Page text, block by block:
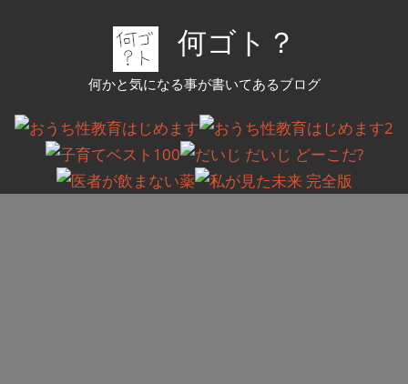
ツ
キ
何ゴト？
何かと気になる事が書いてあるブログ